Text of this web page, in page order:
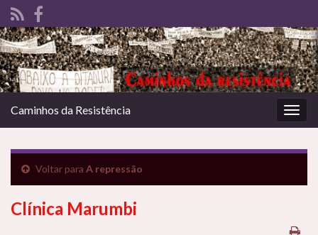
Caminhos da Resistência
Voltar para A repressão
Clínica Marumbi